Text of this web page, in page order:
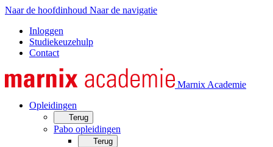
Naar de hoofdinhoud Naar de navigatie
Inloggen
Studiekeuzehulp
Contact
Marnix Academie
Opleidingen
Terug
Pabo opleidingen
Terug